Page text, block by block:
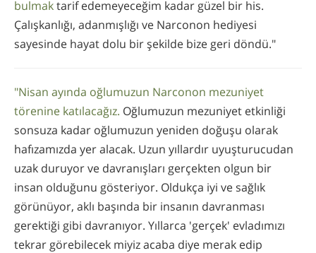
bulmaktarif edemeyeceğim kadar güzel bir his.
Çalışkanlığı, adanmışlığı ve Narconon hediyesi
sayesinde hayat dolu bir şekilde bize geri döndü."
"Nisan ayında oğlumuzun Narconon mezuniyet
törenine katılacağız. Oğlumuzun mezuniyet etkinliği
sonsuza kadar oğlumuzun yeniden doğuşu olarak
hafızamızda yer alacak. Uzun yıllardır uyuşturucudan
uzak duruyor ve davranışları gerçekten olgun bir
insan olduğunu gösteriyor. Oldukça iyi ve sağlık
görünüyor, aklı başında bir insanın davranması
gerektiği gibi davranıyor. Yıllarca 'gerçek' evladımızı
tekrar görebilecek miyiz acaba diye merak edip